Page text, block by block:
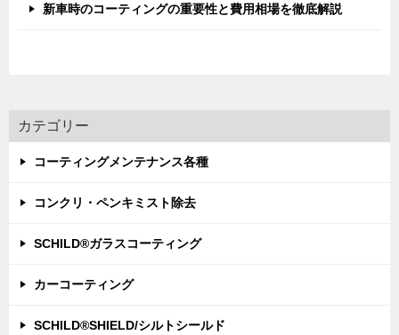
新車時のコーティングの重要性と費用相場を徹底解説
カテゴリー
コーティングメンテナンス各種
コンクリ・ペンキミスト除去
SCHILD®ガラスコーティング
カーコーティング
SCHILD®SHIELD/シルトシールド